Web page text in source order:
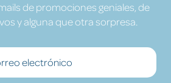
de promociones geniales, de
y alguna que otra sorpresa.